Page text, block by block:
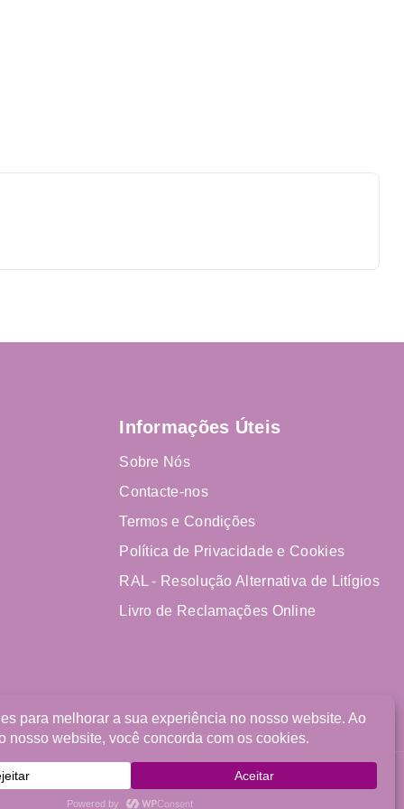
Informações Úteis
Sobre Nós
Contacte-nos
Termos e Condições
Política de Privacidade e Cookies
RAL - Resolução Alternativa de Litígios
Livro de Reclamações Online